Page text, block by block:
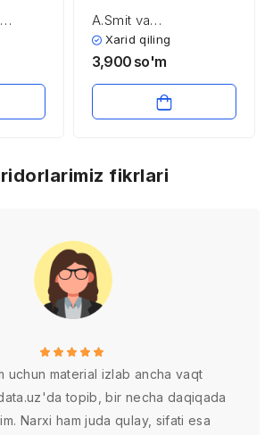
A.Smit va
D.Rikardolarning
iqtisodiy ta’limotlari
Xarid qiling
3,900 so'm
fikrlari
uchun material izlab ancha vaqt
topib, bir necha daqiqada
Narxi ham juda qulay, sifati esa